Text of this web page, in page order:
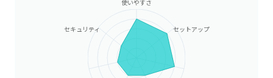
使いやすさ
セットアップ
セキュリティ